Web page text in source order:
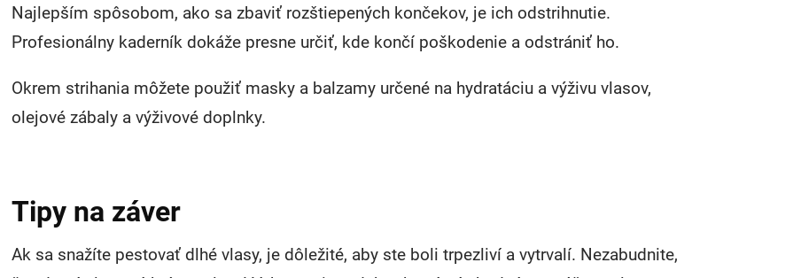
Najlepším spôsobom, ako sa zbaviť rozštiepených končekov, je ich odstrihnutie.
Profesionálny kaderník dokáže presne určiť, kde končí poškodenie a odstrániť ho.
Okrem strihania môžete použiť masky a balzamy určené na hydratáciu a výživu vlasov,
olejové zábaly a výživové doplnky.
Tipy na záver
Ak sa snažíte pestovať dlhé vlasy, je dôležité, aby ste boli trpezliví a vytrvalí. Nezabudnite,